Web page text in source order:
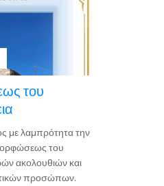
του
με λαμπρότητα την
του
ακολουθιών και
προσώπων.